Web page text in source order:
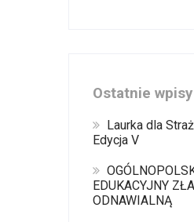
Ostatnie wpisy
Laurka dla
Edycja V
EDUKACYJNY
ODNAWIALNĄ